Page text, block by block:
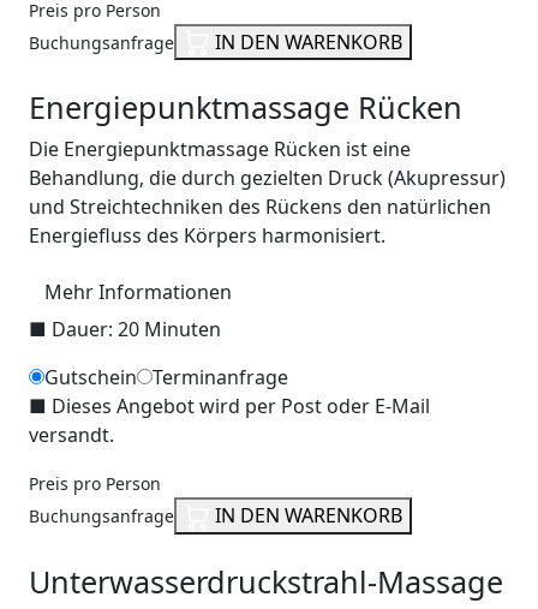
Preis pro Person
Buchungsanfrage
IN DEN WARENKORB
Energiepunktmassage Rücken
Die Energiepunktmassage Rücken ist eine
Behandlung, die durch gezielten Druck (Akupressur)
und Streichtechniken des Rückens den natürlichen
Energiefluss des Körpers harmonisiert.
Mehr Informationen
■ Dauer: 20 Minuten
Gutschein
Terminanfrage
■ Dieses Angebot wird per Post oder E-Mail
versandt.
Preis pro Person
Buchungsanfrage
IN DEN WARENKORB
Unterwasserdruckstrahl-Massage